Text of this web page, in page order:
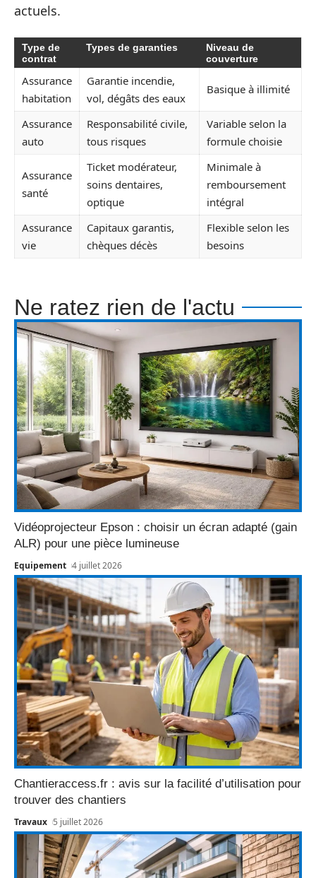
actuels.
Type de
contrat
Types de garanties
Niveau de
couverture
Assurance
habitation
Garantie incendie,
vol, dégâts des eaux
Basique à illimité
Assurance
auto
Responsabilité civile,
tous risques
Variable selon la
formule choisie
Assurance
santé
Ticket modérateur,
soins dentaires,
optique
Minimale à
remboursement
intégral
Assurance
vie
Capitaux garantis,
chèques décès
Flexible selon les
besoins
Ne ratez rien de l'actu
Vidéoprojecteur Epson : choisir un écran adapté (gain
ALR) pour une pièce lumineuse
Equipement 4 juillet 2026
Chantieraccess.fr : avis sur la facilité d’utilisation pour
trouver des chantiers
Travaux 5 juillet 2026